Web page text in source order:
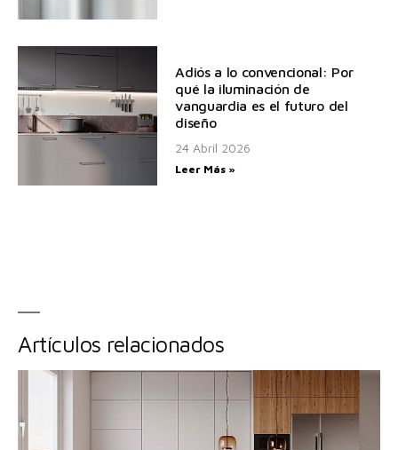
Adiós a lo convencional: Por
qué la iluminación de
vanguardia es el futuro del
diseño
24 Abril 2026
Leer Más »
Artículos relacionados